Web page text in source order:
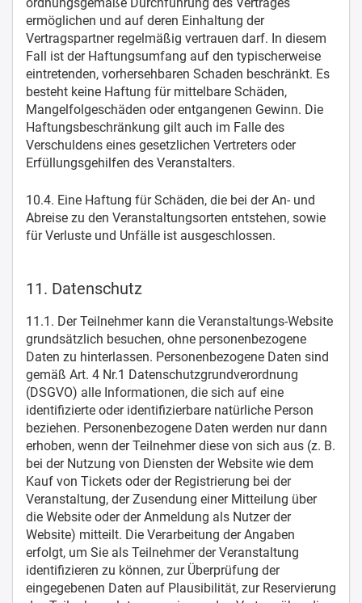
ermöglichen und auf deren Einhaltung der
Vertragspartner regelmäßig vertrauen darf. In diesem
Fall ist der Haftungsumfang auf den typischerweise
eintretenden, vorhersehbaren Schaden beschränkt. Es
besteht keine Haftung für mittelbare Schäden,
Mangelfolgeschäden oder entgangenen Gewinn. Die
Haftungsbeschränkung gilt auch im Falle des
Verschuldens eines gesetzlichen Vertreters oder
Erfüllungsgehilfen des Veranstalters.
10.4. Eine Haftung für Schäden, die bei der An- und
Abreise zu den Veranstaltungsorten entstehen, sowie
für Verluste und Unfälle ist ausgeschlossen.
11. Datenschutz
11.1. Der Teilnehmer kann die Veranstaltungs-Website
grundsätzlich besuchen, ohne personenbezogene
Daten zu hinterlassen. Personenbezogene Daten sind
gemäß Art. 4 Nr.1 Datenschutzgrundverordnung
(DSGVO) alle Informationen, die sich auf eine
identifizierte oder identifizierbare natürliche Person
beziehen. Personenbezogene Daten werden nur dann
erhoben, wenn der Teilnehmer diese von sich aus (z. B.
bei der Nutzung von Diensten der Website wie dem
Kauf von Tickets oder der Registrierung bei der
Veranstaltung, der Zusendung einer Mitteilung über
die Website oder der Anmeldung als Nutzer der
Website) mitteilt. Die Verarbeitung der Angaben
erfolgt, um Sie als Teilnehmer der Veranstaltung
identifizieren zu können, zur Überprüfung der
eingegebenen Daten auf Plausibilität, zur Reservierung